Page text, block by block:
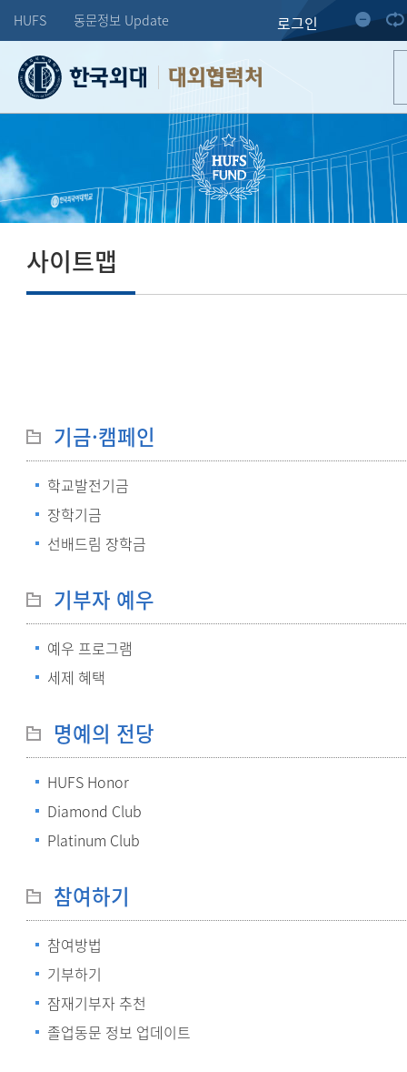
HUFS 동문정보 Update 로그인
대외협력처
사이트맵
기금·캠페인
학교발전기금
장학기금
선배드림 장학금
기부자 예우
예우 프로그램
세제 혜택
명예의 전당
HUFS Honor
Diamond Club
Platinum Club
참여하기
참여방법
기부하기
잠재기부자 추천
졸업동문 정보 업데이트